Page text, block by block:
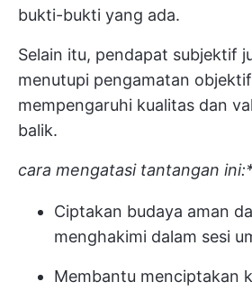
bukti-bukti yang ada.
Selain itu, pendapat subjektif
menutupi pengamatan
mempengaruhi kualitas dan
balik.
cara mengatasi tantangan
Ciptakan budaya aman
menghakimi dalam sesi
Membantu menciptakan